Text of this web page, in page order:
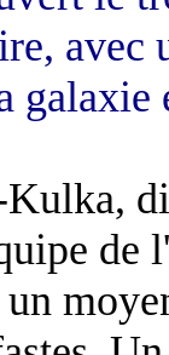
Kulka,
de